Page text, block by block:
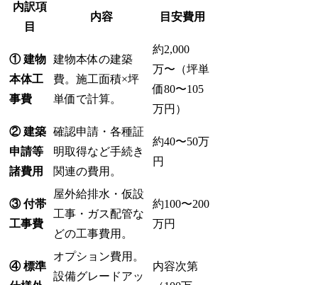
内訳項
目
内容 目安費用
① 建物
本体工
事費
建物本体の建築
費。施工面積×坪
単価で計算。
約2,000
万〜（坪単
価80〜105
万円）
② 建築
申請等
諸費用
確認申請・各種証
明取得など手続き
関連の費用。
約40〜50万
円
③ 付帯
工事費
屋外給排水・仮設
工事・ガス配管な
どの工事費用。
約100〜200
万円
④ 標準
オプション費用。
設備グレードアッ
内容次第